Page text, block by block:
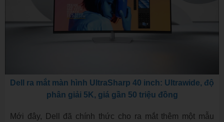
Dell ra mắt màn hình UltraSharp 40 inch: Ultrawide, độ
phân giải 5K, giá gần 50 triệu đồng
Mới đây, Dell đã chính thức cho ra mắt thêm một mẫu